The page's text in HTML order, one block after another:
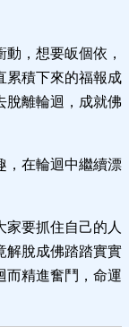
，想要皈個依，
累積下來的福報成
脫離輪迴，成就佛
，在輪迴中繼續漂
家要抓住自己的人
解脫成佛踏踏實實
而精進奮鬥，命運